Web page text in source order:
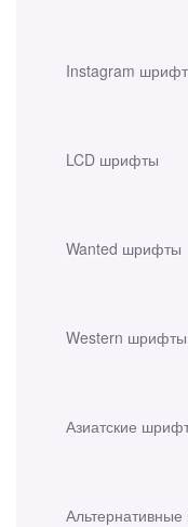
Instagram
LCD шрифты
Wanted шрифты
Western шрифты
Азиатские